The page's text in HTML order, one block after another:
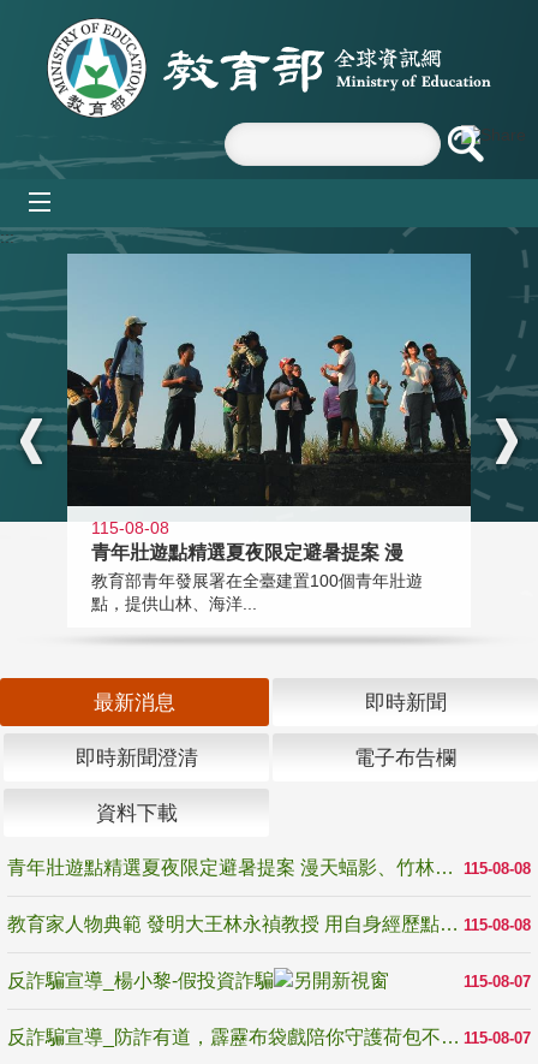
跳到主要內容區塊
:::
115-08-08
青年壯遊點精選夏夜限定避暑提案 漫
教育部青年發展署在全臺建置100個青年壯遊
點，提供山林、海洋...
最新消息 即時新聞
即時新聞澄清 電子布告欄
資料下載
115-08-08
青年壯遊點精選夏夜限定避暑提案 漫天蝠影、竹林尋蛙、茶香夜觀 邀青年暮色出發
115-08-08
教育家人物典範 發明大王林永禎教授 用自身經歷點亮學生的路
115-08-07
反詐騙宣導_楊小黎-假投資詐騙
115-08-07
反詐騙宣導_防詐有道，霹靂布袋戲陪你守護荷包不受騙